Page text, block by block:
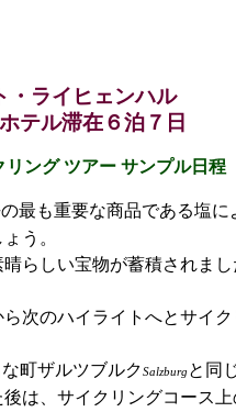
・ライヒェンハル
テル滞在６泊７日
リング ツアー サンプル日程
最も重要な商品である塩に
う。
らしい宝物が蓄積されまし
次のハイライトへとサイク
町ザルツブルクSalzburg と同
は、サイクリングコース